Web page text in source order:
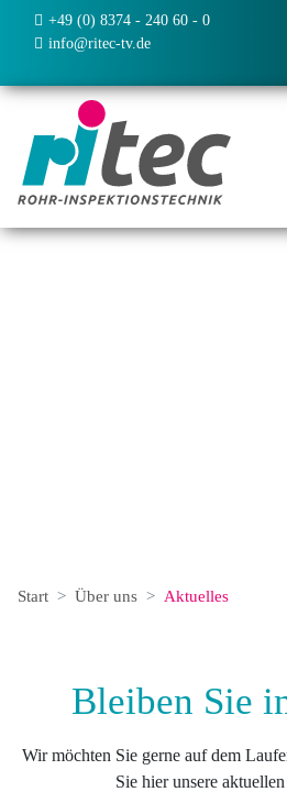
+49 (0) 8374 - 240 60 - 0
info@ritec-tv.de
Start Über uns Aktuelles
Bleiben Sie
Wir möchten Sie gerne auf dem
Sie hier unsere